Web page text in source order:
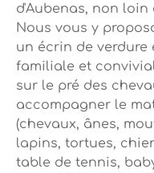
d'Aubenas, non loin
Nous vous y
un écrin de verdure
familiale et
sur le pré des
accompagner le
(chevaux, ânes,
lapins, tortues,
table de tennis,